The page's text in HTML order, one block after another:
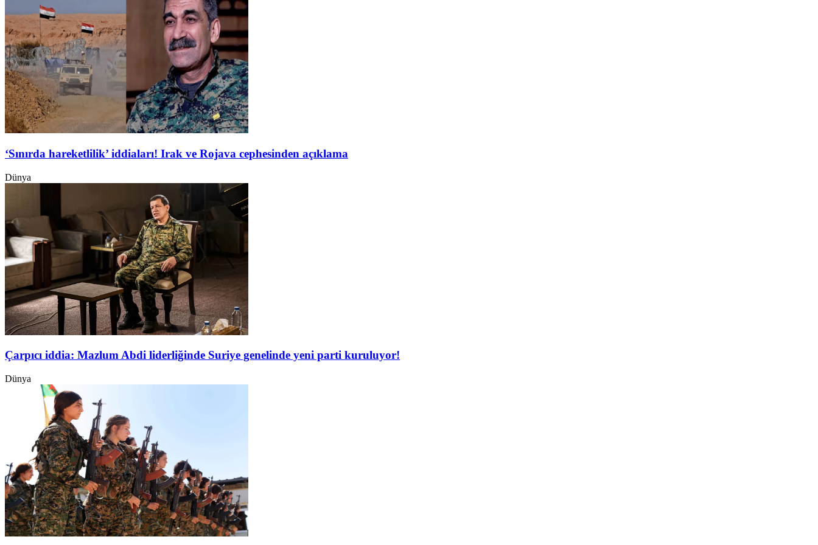
‘Sınırda hareketlilik’ iddiaları! Irak ve Rojava cephesinden açıklama
Dünya
Çarpıcı iddia: Mazlum Abdi liderliğinde Suriye genelinde yeni parti kuruluyor!
Dünya